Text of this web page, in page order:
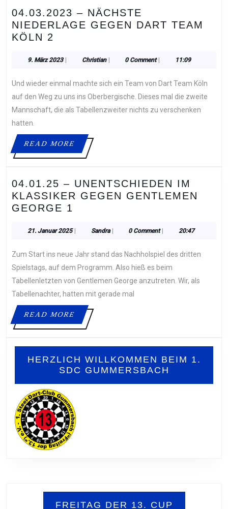
04.03.2023 – NÄCHSTE
NIEDERLAGE GEGEN DART TEAM
KÖLN 2
NÄCHSTE
GEGEN
DART
TEAM
2
9. März 20239.| ChristianChristian
| 0 Comment | 11:09
Und wieder einmal machte sich ein Team von Dart Team Köln
auf den Weg zu uns ins Oberbergische. Dieses mal die zweite
Mannschaft, die als Tabellenzweiter nichts zu verschenken
hatten.
READ MOREREAD
MORE
04.01.25 – UNENTSCHIEDEN IM
KLASSIKER GEGEN GENTLEMEN
GEORGE 1
UNENTSCHIEDEN
KLASSIKER
GEGEN
GENTLEMEN
GEORGE
1
21. Januar 202521.
| SandraSandra
| 0 Comment | 20:47
Zum Start ins neue Jahr stand das Nachholspiel des dritten
Spielstags, auf dem Programm. Also hieß es beim
Tabellenletzten von Gentlemen George anzutreten. Wir, als
Tabellenachter, hatten mit gerade mal
READ MOREREAD
MORE
HERZLICH WILLKOMMEN BEIM 1.
SDC GUMMERSBACH
FREITAG DER 13. CUP